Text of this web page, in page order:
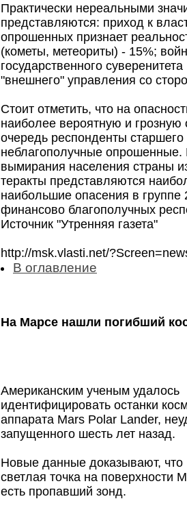
Практически нереальными
представляются: приход к
опрошенных признает
(кометы, метеориты) - 15%;
государственного
"внешнего" управления со
Стоит отметить, что на
наиболее вероятную и
очередь респонденты
неблагополучные опрошенные.
вымирания населения страны
теракты представляются
наибольшие опасения в группе
финансово благополучных
Источник "Утренняя газета"
http://msk.vlasti.net/
В оглавление
На Марсе нашли погибший
Американским ученым удалось
идентифицировать останки
аппарата Mars Polar Lander,
запущенного шесть лет назад.
Новые данные доказывают, что
светлая точка на поверхности
есть пропавший зонд.